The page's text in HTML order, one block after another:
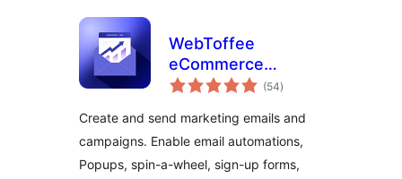
WebToffee
eCommerce
Marketing
marketing, Popups,
Email customizer
(54tổng
đánh
)
Create and send marketing emails and
campaigns. Enable email automations,
Popups, spin-a-wheel, sign-up forms,